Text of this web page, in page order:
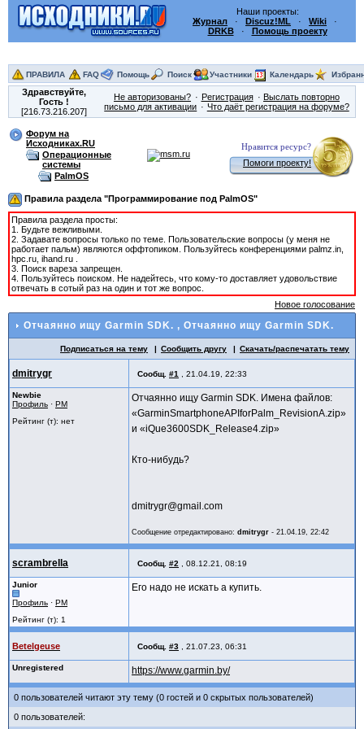
Наши проекты:
Журнал · Discuz!ML · Wiki ·
DRKB· Помощь проекту
ПРАВИЛА FAQ Помощь Поиск Участники Календарь
Здравствуйте,
Гость!
[216.73.216.207]
Не авторизованы? Регистрация
Выслать повторно
письмо для активации
Что даёт регистрация на форуме?
Форум на
Исходниках.RU
Операционные
системы
PalmOS
Нравится ресурс?
Помоги проекту!
Правила раздела "Программирование под PalmOS"
Правила раздела просты:
1. Будьте вежливыми.
2. Задавате вопросы только по теме. Пользовательские вопросы (у меня не
работает пальм) являются оффтопиком. Пользуйтесь конференциями palmz.in,
hpc.ru, ihand.ru .
3. Поиск вареза запрещен.
4. Пользуйтесь поиском. Не надейтесь, что кому-то доставляет удовольствие
отвечать в сотый раз на один и тот же вопрос.
Новое голосование
Отчаянно ищу Garmin SDK. , Отчаянно ищу Garmin SDK.
Подписаться на тему Сообщить другу Скачать/распечатать тему
dmitrygr Сообщ. #1 21.04.19, 22:33
Newbie
Профиль · PM
Рейтинг (т): нет
Отчаянно ищу Garmin SDK. Имена файлов:
«GarminSmartphoneAPIforPalm_RevisionA.zip»
и «iQue3600SDK_Release4.zip»
Кто-нибудь?
dmitrygr@gmail.com
Сообщение отредактировано: dmitrygr - 21.04.19, 22:42
scrambrella Сообщ. #2 08.12.21, 08:19
Junior
Профиль · PM
Рейтинг (т): 1
Его надо не искать а купить.
Betelgeuse Сообщ. #3 21.07.23, 06:31
Unregistered https://www.garmin.by/
0 пользователей читают эту тему (0 гостей и 0 скрытых пользователей)
0 пользователей: